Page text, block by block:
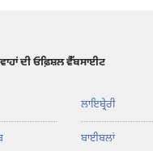
ਦੀ ਓਫ਼ਿਸ਼ਲ ਵੈੱਬਸਾਈਟ
ਲਾਇਬ੍ਰੇਰੀ
ਬਾਈਬਲਾਂ